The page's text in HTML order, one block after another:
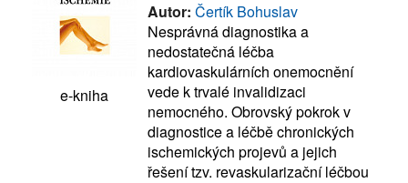
e-kniha
Autor: Čertík Bohuslav
Nesprávná diagnostika a
nedostatečná léčba
kardiovaskulárních onemocnění
vede k trvalé invalidizaci
nemocného. Obrovský pokrok v
diagnostice a léčbě chronických
ischemických projevů a jejich
řešení tzv. revaskularizační léčbou